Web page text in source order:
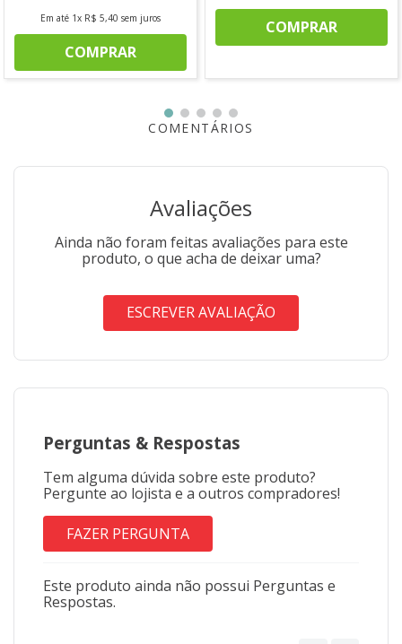
Em até 1x R$ 5,40 sem juros
COMPRAR
COMPRAR
COMENTÁRIOS
Avaliações
Ainda não foram feitas avaliações para este
produto, o que acha de deixar uma?
ESCREVER AVALIAÇÃO
Perguntas & Respostas
Tem alguma dúvida sobre este produto?
Pergunte ao lojista e a outros compradores!
FAZER PERGUNTA
Este produto ainda não possui Perguntas e
Respostas.